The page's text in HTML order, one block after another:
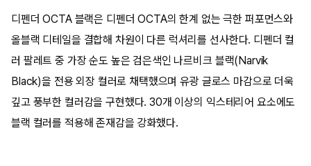
디펜더 OCTA 블랙은 디펜더 OCTA의 한계 없는 극한 퍼포먼스와
올블랙 디테일을 결합해 차원이 다른 럭셔리를 선사한다. 디펜더 컬
러 팔레트 중 가장 순도 높은 검은색인 나르비크 블랙(Narvik
Black)을 전용 외장 컬러로 채택했으며 유광 글로스 마감으로 더욱
깊고 풍부한 컬러감을 구현했다. 30개 이상의 익스테리어 요소에도
블랙 컬러를 적용해 존재감을 강화했다.